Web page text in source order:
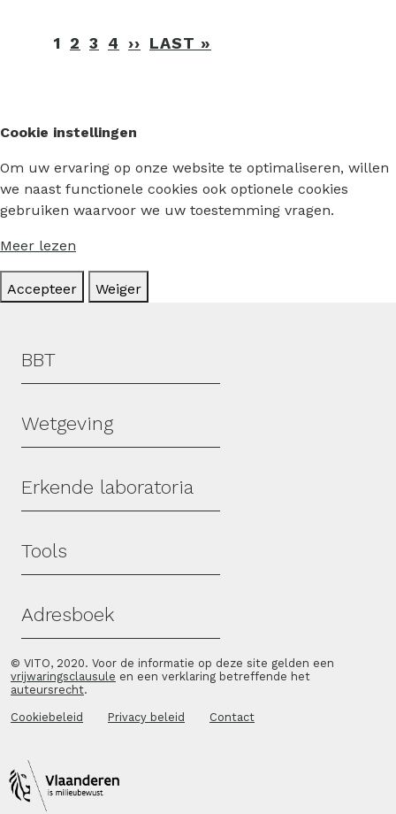
Paginering
1 2 3 4 ›› VOLGENDE
LAST »
Cookie instellingen
Om uw ervaring op onze website te optimaliseren, willen
we naast functionele cookies ook optionele cookies
gebruiken waarvoor we uw toestemming vragen.
Meer lezen
Accepteer Weiger
Hoofdmenu
BBT
Wetgeving
Erkende laboratoria
Tools
Adresboek
© VITO, 2020. Voor de informatie op deze site gelden een
vrijwaringsclausule en een verklaring betreffende het
auteursrecht.
Cookiebeleid Privacy beleid Contact